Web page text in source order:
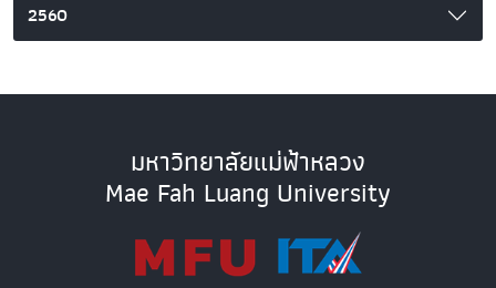
2560
มหาวิทยาลัยแม่ฟ้าหลวง
Mae Fah Luang University